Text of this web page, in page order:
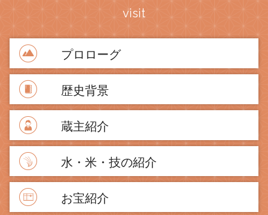
visit
プロローグ
歴史背景
蔵主紹介
水・米・技の紹介
お宝紹介